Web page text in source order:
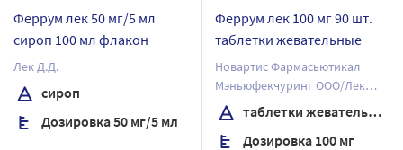
Феррум лек 50 мг/5 мл
сироп 100 мл флакон
Лек Д.Д.
сироп
Дозировка 50 мг/5 мл
Феррум лек 100 мг 90 шт.
таблетки жевательные
Новартис Фармасьютикал
Мэньюфекчуринг ООО/Лек
Фармасьютикалс д.д.
таблетки жевательные
Дозировка 100 мг